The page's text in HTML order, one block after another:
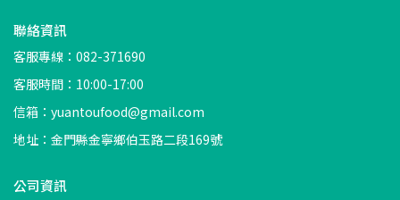
聯絡資訊
客服專線：082-371690
客服時間：10:00-17:00
信箱：yuantoufood@gmail.com
地址：金門縣金寧鄉伯玉路二段169號
公司資訊